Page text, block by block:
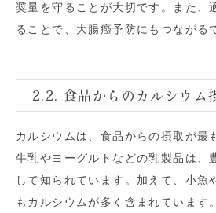
奨量を守ることが大切です。また、
ることで、大腸癌予防にもつながる
2.2. 食品からのカルシウム
カルシウムは、食品からの摂取が最
牛乳やヨーグルトなどの乳製品は、
して知られています。加えて、小魚
もカルシウムが多く含まれています